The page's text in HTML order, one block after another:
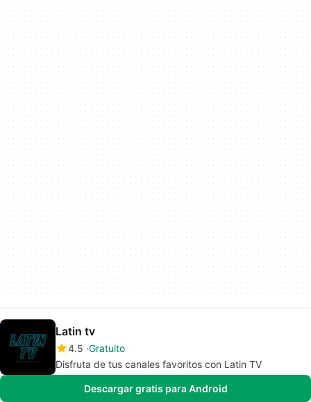
Latin tv
4.5 Gratuito
Disfruta de tus canales favoritos con Latin TV
Descargar gratis para Android